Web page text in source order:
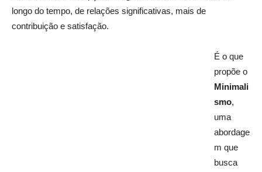
longo do tempo, de relações significativas, mais de
contribuição e satisfação.
É o que
propõe o
Minimali
smo,
uma
abordage
m que
busca